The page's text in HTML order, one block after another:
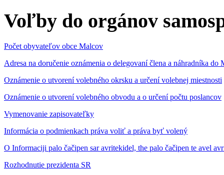
Voľby do orgánov
Počet obyvateľov obce Malcov
Adresa na doručenie oznámenia o delegovaní člena a náhradníka
Oznámenie o utvorení volebného okrsku a určení volebnej miestnosti
Oznámenie o utvorení volebného obvodu a o určení počtu poslancov
Vymenovanie zapisovateľky
Informácia o podmienkach práva voliť a práva byť volený
O Informaciji palo čačipen sar avritekidel, the palo čačipen te avel
Rozhodnutie prezidenta SR